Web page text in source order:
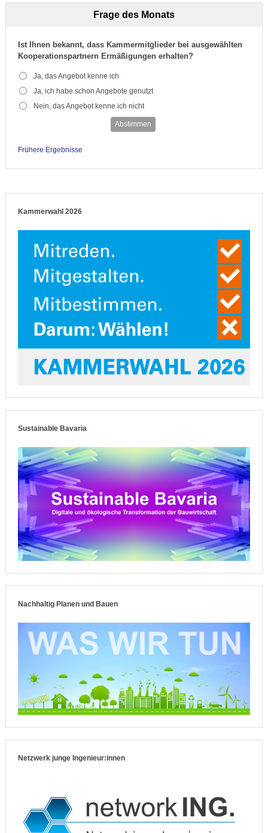
Frage des Monats
Ist Ihnen bekannt, dass Kammermitglieder bei ausgewählten
Kooperationspartnern Ermäßigungen erhalten?
Ja, das Angebot kenne ich
Ja, ich habe schon Angebote genutzt
Nein, das Angebot kenne ich nicht
Abstimmen
Frühere Ergebnisse
Kammerwahl 2026
Sustainable Bavaria
Nachhaltig Planen und Bauen
Netzwerk junge Ingenieur:innen